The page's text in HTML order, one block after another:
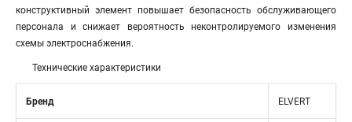
конструктивный элемент повышает безопасность обслуживающего
персонала и снижает вероятность неконтролируемого изменения
схемы электроснабжения.
Технические характеристики
Бренд ELVERT